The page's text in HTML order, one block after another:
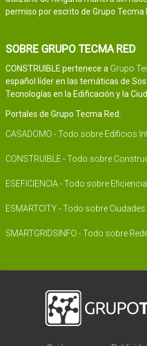
permiso por escrito de Grupo Tecma
SOBRE GRUPO TECMA RED
CONSTRUIBLE pertenece a Grupo
español líder en las temáticas de
Tecnologías en la Edificación y la
Portales de Grupo Tecma Red:
CASADOMO - Todo sobre Edificios
CONSTRUIBLE - Todo sobre
ESEFICIENCIA - Todo sobre
ESMARTCITY - Todo sobre Ciudades
SMARTGRIDSINFO - Todo sobre